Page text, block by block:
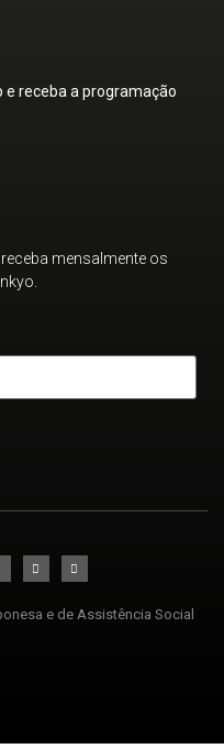
e receba a programação
mensalmente os
e de Assistência Social